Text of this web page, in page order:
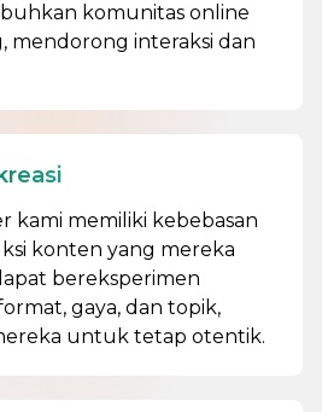
komunitas online
mendorong interaksi dan
kami memiliki kebebasan
konten yang mereka
bereksperimen
gaya, dan topik,
untuk tetap otentik.